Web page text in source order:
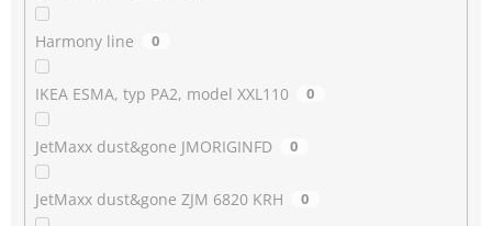
Harmony line 0
IKEA ESMA, typ PA2, model XXL110 0
JetMaxx dust&gone JMORIGINFD 0
JetMaxx dust&gone ZJM 6820 KRH 0